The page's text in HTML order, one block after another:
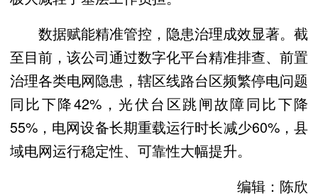
数据赋能精准管控，隐患治理成效显著。截
至目前，该公司通过数字化平台精准排查、前置
治理各类电网隐患，辖区线路台区频繁停电问题
同比下降42%，光伏台区跳闸故障同比下降
55%，电网设备长期重载运行时长减少60%，县
域电网运行稳定性、可靠性大幅提升。
编辑：陈欣